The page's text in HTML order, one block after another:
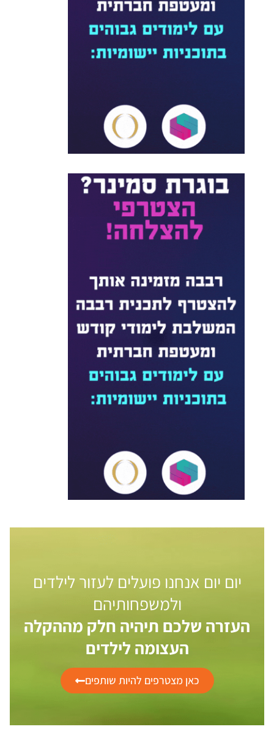
יום יום אנחנו פועלים לעזור לילדים
ולמשפחותיהם
העזרה שלכם תיהיה חלק מההקלה
העצומה לילדים
כאן מצטרפים להיות שותפים